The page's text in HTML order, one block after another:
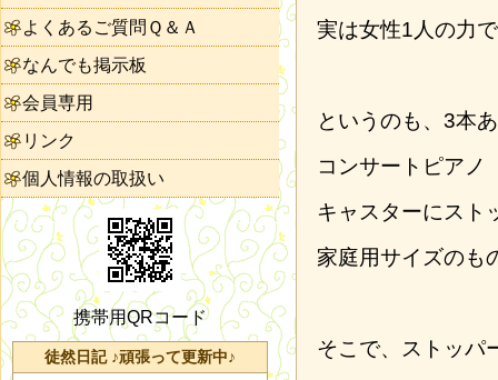
実は女性1人の力
というのも、3本
コンサートピアノ
キャスターにスト
家庭用サイズのも
そこで、ストッパ
よくあるご質問Ｑ＆Ａ
なんでも掲示板
会員専用
リンク
個人情報の取扱い
携帯用QRコード
徒然日記 ♪頑張って更新中♪